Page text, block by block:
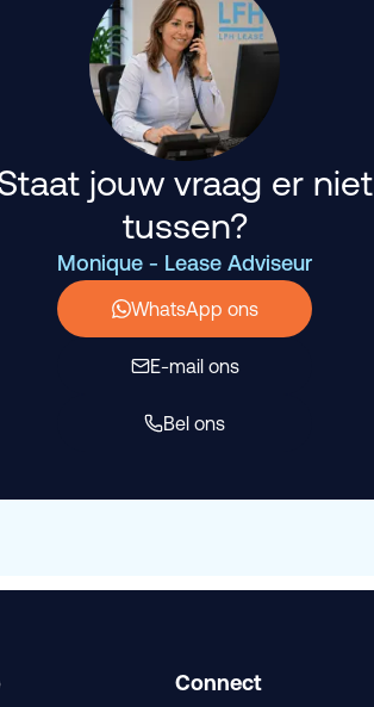
jouw vraag er niet
tussen?
Monique - Lease Adviseur
WhatsApp ons
E-mail ons
Bel ons
Connect